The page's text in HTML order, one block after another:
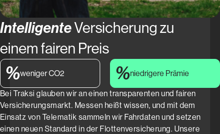
IntelligenteVersicherung zu
einem fairen Preis
%weniger CO2 %niedrigere Prämie
Bei Traksi glauben wir an einen transparenten und fairen
Versicherungsmarkt. Messen heißt wissen, und mit dem
Einsatz von Telematik sammeln wir Fahrdaten und setzen
einen neuen Standard in der Flottenversicherung. Unsere